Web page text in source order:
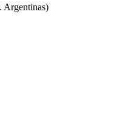
Argentinas)